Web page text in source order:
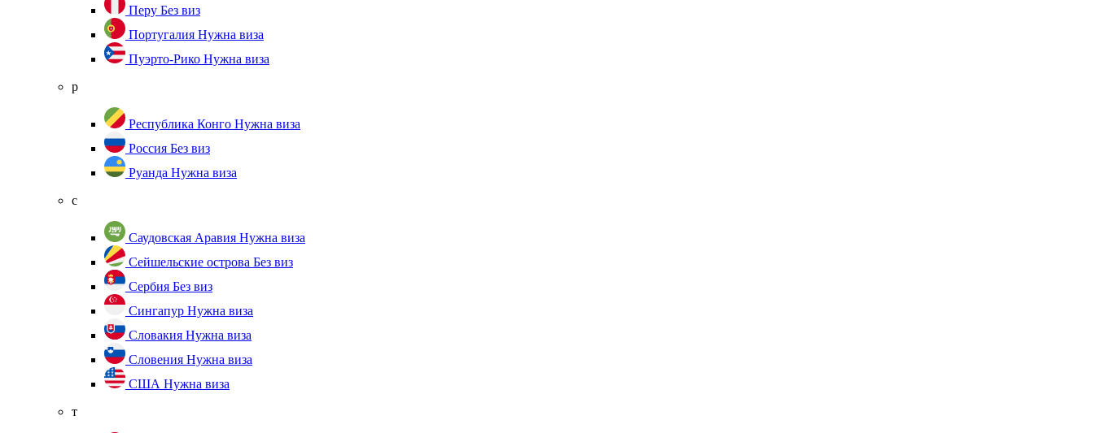
Перу Без виз
Португалия Нужна виза
Пуэрто-Рико Нужна виза
р
Республика Конго Нужна виза
Россия Без виз
Руанда Нужна виза
с
Саудовская Аравия Нужна виза
Сейшельские острова Без виз
Сербия Без виз
Сингапур Нужна виза
Словакия Нужна виза
Словения Нужна виза
США Нужна виза
т